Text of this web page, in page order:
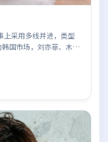
上采用多线并进，类型
国市场，刘亦菲、木村
反转，结尾留白引发讨